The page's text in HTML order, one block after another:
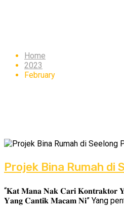
Home
2023
February
Projek Bina Rumah di
“𝐊𝐚𝐭 𝐌𝐚𝐧𝐚 𝐍𝐚𝐤 𝐂𝐚𝐫𝐢 𝐊𝐨𝐧𝐭𝐫𝐚𝐤𝐭𝐨𝐫
𝐘𝐚𝐧𝐠 𝐂𝐚𝐧𝐭𝐢𝐤 𝐌𝐚𝐜𝐚𝐦 𝐍𝐢” Yang